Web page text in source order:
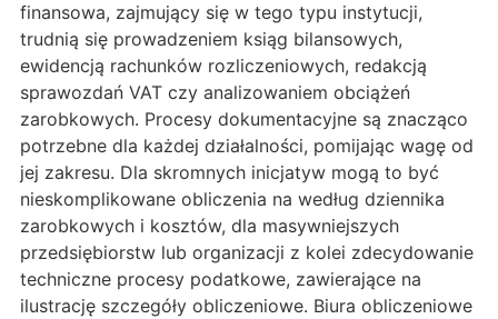
finansowa, zajmujący się w tego typu instytucji,
trudnią się prowadzeniem ksiąg bilansowych,
ewidencją rachunków rozliczeniowych, redakcją
sprawozdań VAT czy analizowaniem obciążeń
zarobkowych. Procesy dokumentacyjne są znacząco
potrzebne dla każdej działalności, pomijając wagę od
jej zakresu. Dla skromnych inicjatyw mogą to być
nieskomplikowane obliczenia na według dziennika
zarobkowych i kosztów, dla masywniejszych
przedsiębiorstw lub organizacji z kolei zdecydowanie
techniczne procesy podatkowe, zawierające na
ilustrację szczegóły obliczeniowe. Biura obliczeniowe